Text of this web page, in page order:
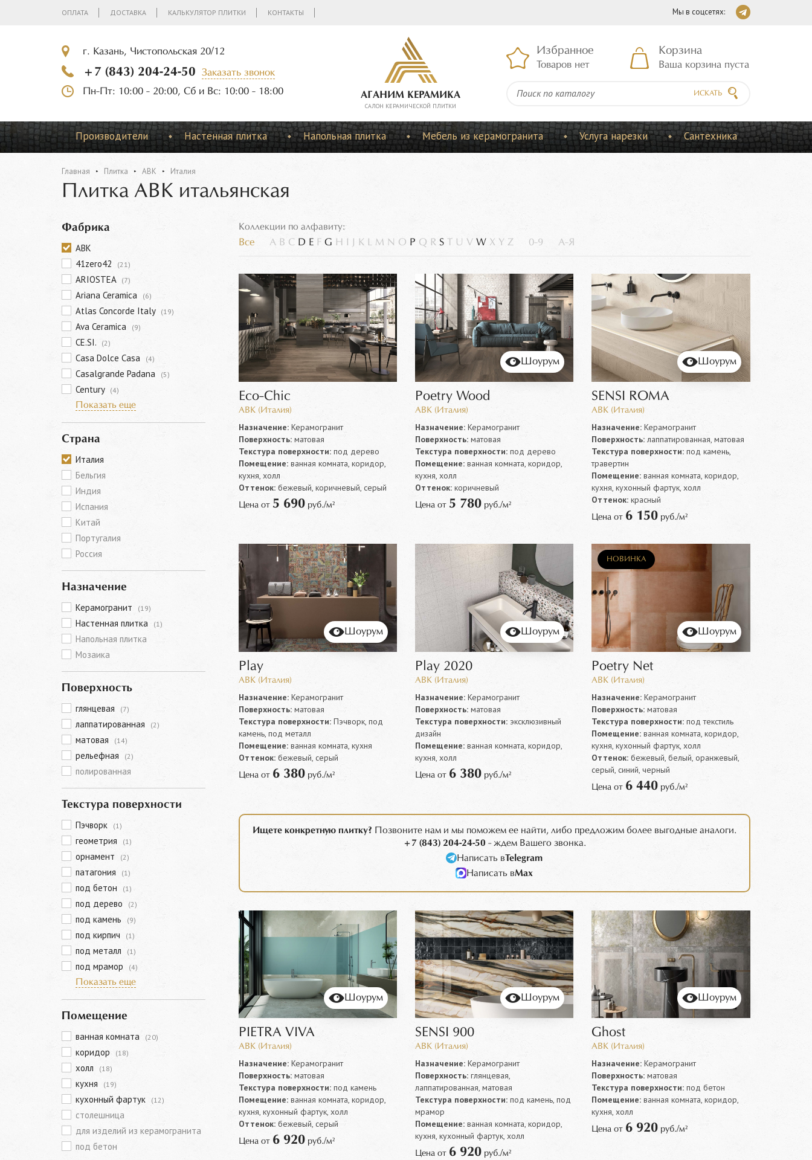
ОПЛАТА ДОСТАВКА КАЛЬКУЛЯТОР ПЛИТКИ КОНТАКТЫ Мы в соцсетях:
г. Казань, Чистопольская 20/12
+7 (843) 204-24-50
Заказать звонок
Пн-Пт: 10:00 - 20:00, Сб и Вс: 10:00 - 18:00
АГАНИМ КЕРАМИКА
CАЛОН КЕРАМИЧЕСКОЙ ПЛИТКИ
Избранное
Товаров нет
Корзина
Ваша корзина пуста
ИСКАТЬ
Производители Настенная плитка Напольная плитка Мебель из керамогранита Услуга нарезки Сантехника
Главная Плитка ABK Италия
Плитка ABK итальянская
Фабрика
ABK
41zero42
(21)
ARIOSTEA (7)
Ariana Ceramica (6)
Atlas Concorde Italy (19)
Ava Ceramica (9)
CE.SI. (2)
Casa Dolce Casa (4)
Casalgrande Padana (5)
Century (4)
Показать еще
Страна
Италия
Бельгия
Индия
Испания
Китай
Португалия
Россия
Назначение
Керамогранит (19)
Настенная плитка (1)
Напольная плитка
Мозаика
Поверхность
глянцевая (7)
лаппатированная (2)
матовая (14)
рельефная (2)
полированная
Текстура поверхности
Пэчворк (1)
геометрия (1)
орнамент (2)
патагония (1)
под бетон (1)
под дерево (2)
под камень (9)
под кирпич (1)
под металл (1)
под мрамор
(4)
Показать еще
Помещение
ванная комната (20)
коридор (18)
холл (18)
кухня (19)
кухонный фартук (12)
столешница
для изделий из керамогранита
под бетон
Коллекции по алфавиту:
Все A B C D E F G H K L M N O P Q R S U V W X Y Z 0-9 А-Я
Eco-Chic
ABK (Италия)
Назначение:Керамогранит
Поверхность:матовая
Текстура поверхности:под дерево
Помещение:ванная комната, коридор,
кухня, холл
Оттенок:бежевый, коричневый, серый
Цена от 5 690руб./м²
Шоурум
Poetry Wood
ABK (Италия)
Назначение:Керамогранит
Поверхность:матовая
Текстура поверхности:под дерево
Помещение:ванная комната, коридор,
кухня, холл
Оттенок:коричневый
Цена от 5 780руб./м²
Шоурум
SENSI ROMA
ABK (Италия)
Назначение: Керамогранит
Поверхность: лаппатированная, матовая
Текстура поверхности: под камень,
травертин
Помещение: ванная комната, коридор,
кухня, кухонный фартук, холл
Оттенок: красный
Цена от 6 150 руб./м²
Шоурум
Play
ABK (Италия)
Назначение:Керамогранит
Поверхность:матовая
Текстура поверхности:Пэчворк, под
камень, под металл
Помещение:ванная комната, кухня
Оттенок:бежевый, серый
Цена от 6 380руб./м²
Шоурум
Play 2020
ABK (Италия)
Назначение:Керамогранит
Поверхность:матовая
Текстура поверхности:эксклюзивный
дизайн
Помещение:ванная комната, коридор,
кухня, холл
Цена от 6 380руб./м²
НОВИНКА
Шоурум
Poetry Net
ABK (Италия)
Назначение: Керамогранит
Поверхность: матовая
Текстура поверхности: под текстиль
Помещение: ванная комната, коридор,
кухня, кухонный фартук, холл
Оттенок: бежевый, белый, оранжевый,
серый, синий, черный
Цена от 6 440 руб./м²
Ищете конкретную плитку? Позвоните нам и мы поможем ее найти, либо предложим более выгодные аналоги.
+7 (843) 204-24-50- ждем Вашего звонка.
Написать вTelegram
Написать вMax
Шоурум
PIETRA VIVA
ABK (Италия)
Назначение:Керамогранит
Поверхность:матовая
Текстура поверхности:под камень
Помещение:ванная комната, коридор,
кухня, кухонный фартук, холл
Оттенок:бежевый, серый
Цена от 6 920руб./м²
Шоурум
SENSI 900
ABK (Италия)
Назначение:Керамогранит
Поверхность:глянцевая,
лаппатированная, матовая
Текстура поверхности:под камень, под
мрамор
Помещение:ванная комната, коридор,
кухня, кухонный фартук, холл
Цена от 6 920руб./м²
Шоурум
Ghost
ABK (Италия)
Назначение: Керамогранит
Поверхность: матовая
Текстура поверхности: под бетон
Помещение: ванная комната, коридор,
кухня, холл
Цена от 6 920 руб./м²